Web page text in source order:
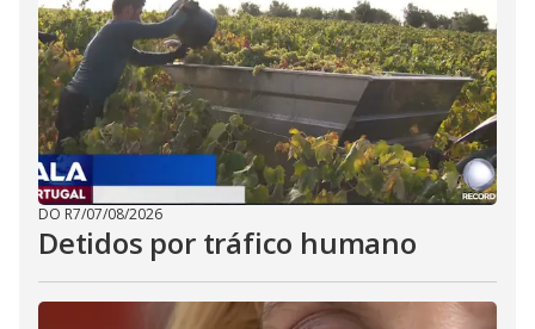
DO R7/07/08/2026
Detidos por tráfico humano